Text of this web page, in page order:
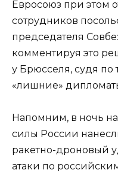
Евросоюз при этом
сотрудников
председателя
комментируя это
у Брюсселя, судя по
«лишние»
Напомним, в ночь
силы России
ракетно-дроновый
атаки по